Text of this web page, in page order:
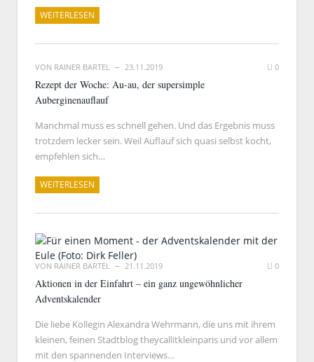
WEITERLESEN
VON RAINER BARTEL 23.11.2019 0
Rezept der Woche: Au-au, der supersimple
Auberginenauflauf
Manchmal muss es schnell gehen. Und das Ergebnis muss
trotzdem lecker sein. Weil Auflauf sich quasi selbst kocht,
empfehlen sich…
WEITERLESEN
VON RAINER BARTEL 21.11.2019 0
Aktionen in der Einfahrt – ein ganz ungewöhnlicher
Adventskalender
Die liebe Kollegin Alexandra Wehrmann, die uns mit ihrem
kleinen, feinen Stadtblog theycallitkleinparis und vor allem
mit den spannenden Interviews…